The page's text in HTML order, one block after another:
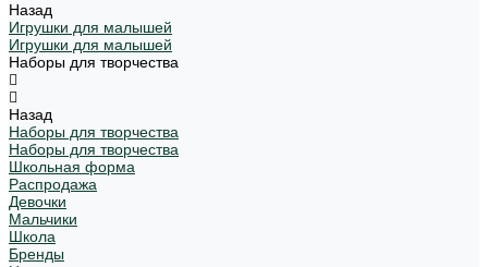
Назад
Игрушки для малышей
Игрушки для малышей
Наборы для творчества
Назад
Наборы для творчества
Наборы для творчества
Школьная форма
Распродажа
Девочки
Мальчики
Школа
Бренды